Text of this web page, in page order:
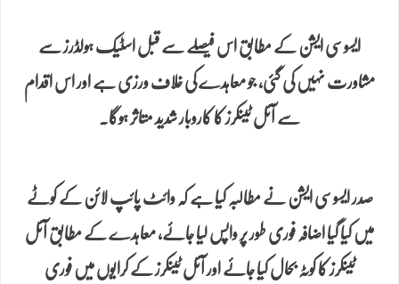
ایسوسی ایشن کے مطابق اس فیصلے سے قبل اسٹیک ہولڈرز سے
مشاورت نہیں کی گئی، جو معاہدے کی خلاف ورزی ہے اور اس اقدام
سے آئل ٹینکرز کا کاروبار شدید متاثر ہوگا۔
صدر ایسوسی ایشن نے مطالبہ کیا ہے کہ وائٹ پائپ لائن کے کوٹے
میں کیا گیا اضافہ فوری طور پر واپس لیا جائے، معاہدے کے مطابق آئل
ٹینکرز کا کوٹہ بحال کیا جائے اور آئل ٹینکرز کے کرایوں میں فوری